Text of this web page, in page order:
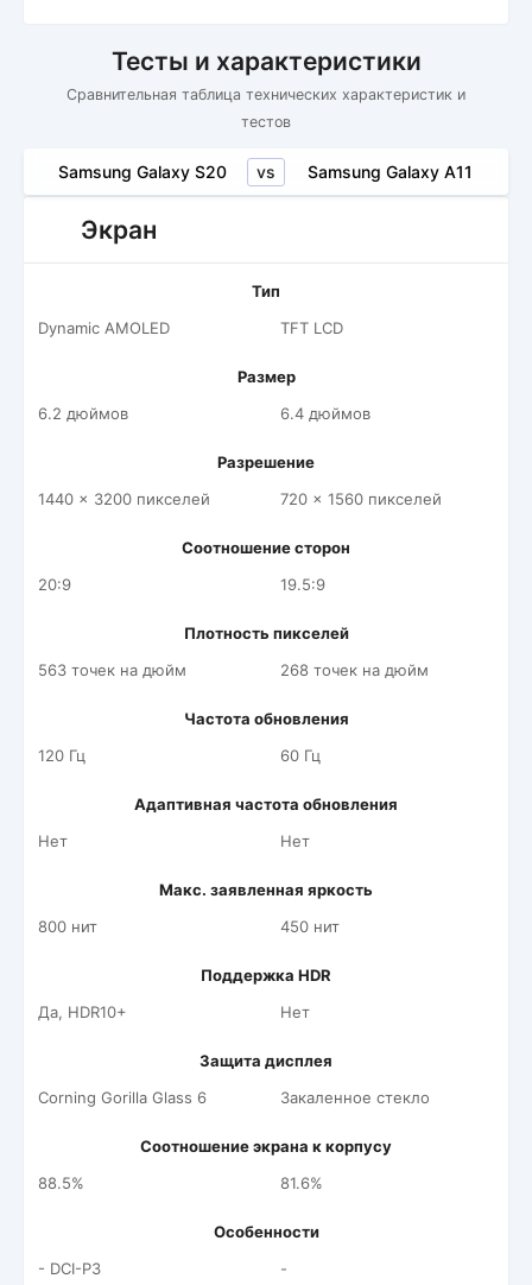
Тесты и характеристики
Сравнительная таблица технических характеристик и
тестов
Samsung Galaxy S20 vs Samsung Galaxy A11
Экран
Тип
Dynamic AMOLED
TFT LCD
Размер
6.2 дюймов
6.4 дюймов
Разрешение
1440 x 3200 пикселей
720 x 1560 пикселей
Соотношение сторон
20:9
19.5:9
Плотность пикселей
563 точек на дюйм
268 точек на дюйм
Частота обновления
120 Гц
60 Гц
Адаптивная частота обновления
Нет
Нет
Макс. заявленная яркость
800 нит
450 нит
Поддержка HDR
Да, HDR10+
Нет
Защита дисплея
Corning Gorilla Glass 6
Закаленное стекло
Соотношение экрана к корпусу
88.5%
81.6%
Особенности
- DCI-P3
-